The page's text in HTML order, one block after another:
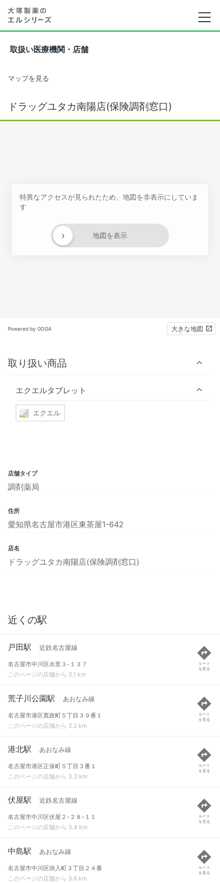
取扱い医療機関・店舗
マップを見る
ドラッグユタカ南陽店(保険調剤窓口)
特異なアクセスが見られたため、地図を非表示にしていま
す
地図を表示
›
Powered by GOGA 大きな地図
取り扱い商品
エクエルタブレット
エクエル
店舗タイプ
調剤薬局
住所
愛知県名古屋市港区東茶屋1-642
店名
ドラッグユタカ南陽店(保険調剤窓口)
近くの駅
戸田駅 近鉄名古屋線
名古屋市中川区水里３-１３７
このページの店舗から 3.1 km
ルート
を見る
荒子川公園駅 あおなみ線
名古屋市港区寛政町５丁目３９番１
このページの店舗から 3.2 km
ルート
を見る
港北駅 あおなみ線
名古屋市港区正保町５丁目３番１
このページの店舗から 3.3 km
ルート
を見る
伏屋駅 近鉄名古屋線
名古屋市中川区伏屋２-２８-１１
このページの店舗から 3.4 km
ルート
を見る
中島駅 あおなみ線
名古屋市中川区掛入町３丁目２４番
このページの店舗から 3.6 km
ルート
を見る